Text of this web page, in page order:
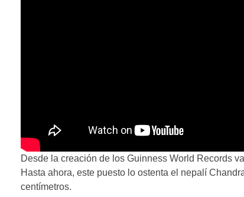
Desde la creación de los Guinness World Records
Hasta ahora, este puesto lo ostenta el nepalí
centímetros.